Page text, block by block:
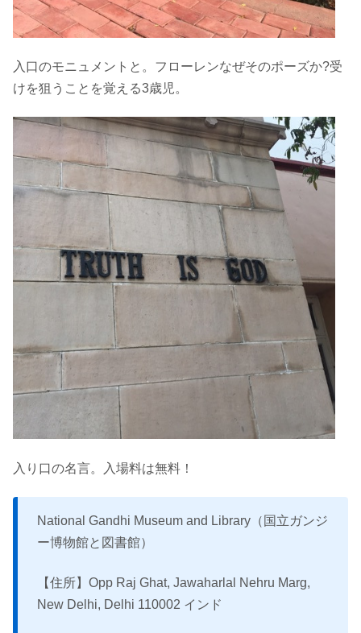
入口のモニュメントと。フローレンなぜそのポーズか?受
けを狙うことを覚える3歳児。
入り口の名言。入場料は無料！
National Gandhi Museum and Library（国立ガンジ
ー博物館と図書館）
【住所】Opp Raj Ghat, Jawaharlal Nehru Marg,
New Delhi, Delhi 110002 インド